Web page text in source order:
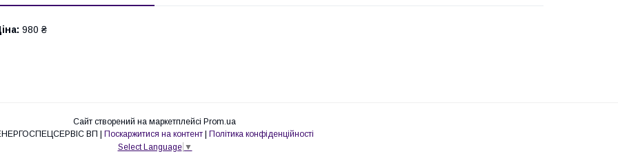
980 ₴
Сайт створений на маркетплейсі Prom.ua
Поскаржитися на контент
Політика конфіденційності
Select Language ▼